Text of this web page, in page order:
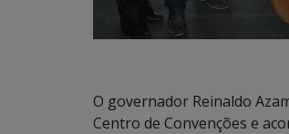
O governador Reinaldo
Centro de Convenções e